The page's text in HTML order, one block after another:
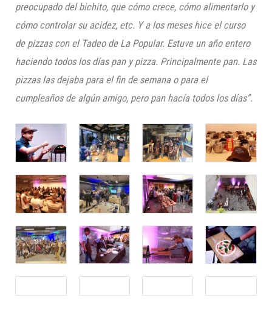
preocupado del bichito, que cómo crece, cómo alimentarlo y
cómo controlar su acidez, etc. Y a los meses hice el curso
de pizzas con el Tadeo de La Popular. Estuve un año entero
haciendo todos los días pan y pizza. Principalmente pan. Las
pizzas las dejaba para el fin de semana o para el
cumpleaños de algún amigo, pero pan hacía todos los días”.